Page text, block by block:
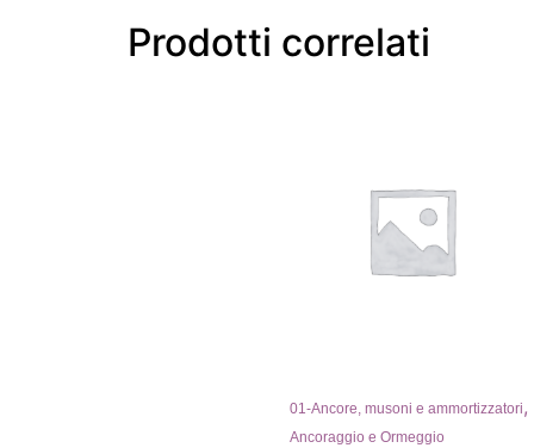
Prodotti correlati
01-Ancore, musoni e ammortizzatori,
Ancoraggio e Ormeggio